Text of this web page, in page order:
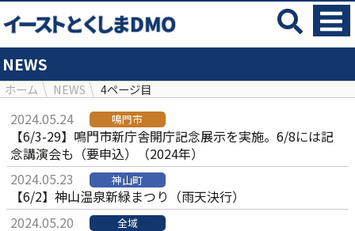
NEWS
ホーム NEWS 4ページ目
2024.05.24 鳴門市
【6/3-29】鳴門市新庁舎開庁記念展示を実施。6/8には記
念講演会も（要申込）（2024年）
2024.05.23
神山町
【6/2】神山温泉新緑まつり（雨天決行）
2024.05.20
全域